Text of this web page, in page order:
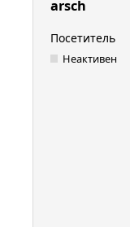
arsch
Посетитель
Неактивен